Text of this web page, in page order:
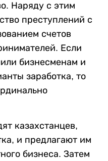
Наряду с этим
преступлений с
счетов
Если
бизнесменам и
заработка, то
казахстанцев,
и предлагают им
бизнеса. Затем